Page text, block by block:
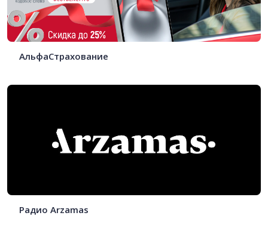
АльфаСтрахование
Радио Arzamas